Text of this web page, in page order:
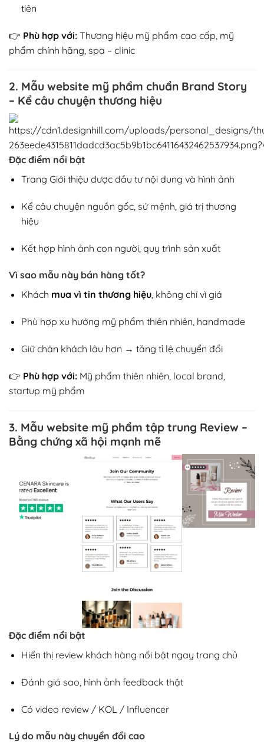
tiên
👉 Phù hợp với: Thương hiệu mỹ phẩm cao cấp, mỹ
phẩm chính hãng, spa – clinic
2. Mẫu website mỹ phẩm chuẩn Brand Story
– Kể câu chuyện thương hiệu
Đặc điểm nổi bật
Trang Giới thiệu được đầu tư nội dung và hình ảnh
Kể câu chuyện nguồn gốc, sứ mệnh, giá trị thương
hiệu
Kết hợp hình ảnh con người, quy trình sản xuất
Vì sao mẫu này bán hàng tốt?
Khách mua vì tin thương hiệu, không chỉ vì giá
Phù hợp xu hướng mỹ phẩm thiên nhiên, handmade
Giữ chân khách lâu hơn → tăng tỉ lệ chuyển đổi
👉 Phù hợp với: Mỹ phẩm thiên nhiên, local brand,
startup mỹ phẩm
3. Mẫu website mỹ phẩm tập trung Review –
Bằng chứng xã hội mạnh mẽ
Đặc điểm nổi bật
Hiển thị review khách hàng nổi bật ngay trang chủ
Đánh giá sao, hình ảnh feedback thật
Có video review / KOL / Influencer
Lý do mẫu này chuyển đổi cao